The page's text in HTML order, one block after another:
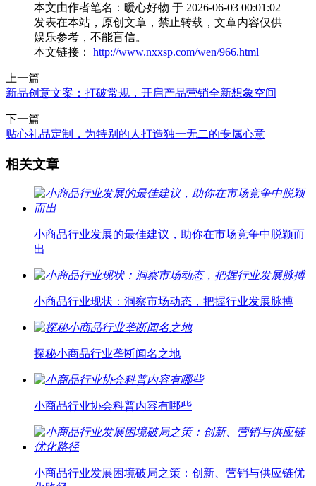
本文由作者笔名：暖心好物 于 2026-06-03 00:01:02
发表在本站，原创文章，禁止转载，文章内容仅供
娱乐参考，不能盲信。
本文链接： http://www.nxxsp.com/wen/966.html
上一篇
新品创意文案：打破常规，开启产品营销全新想象空间
下一篇
贴心礼品定制，为特别的人打造独一无二的专属心意
相关文章
小商品行业发展的最佳建议，助你在市场竞争中脱颖而
出
小商品行业现状：洞察市场动态，把握行业发展脉搏
探秘小商品行业垄断闻名之地
小商品行业协会科普内容有哪些
小商品行业发展困境破局之策：创新、营销与供应链优